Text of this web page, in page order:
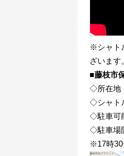
※シャト
ざいます
■藤枝市
◇所在地
◇シャト
◇駐車可
◇駐車場
※17時30